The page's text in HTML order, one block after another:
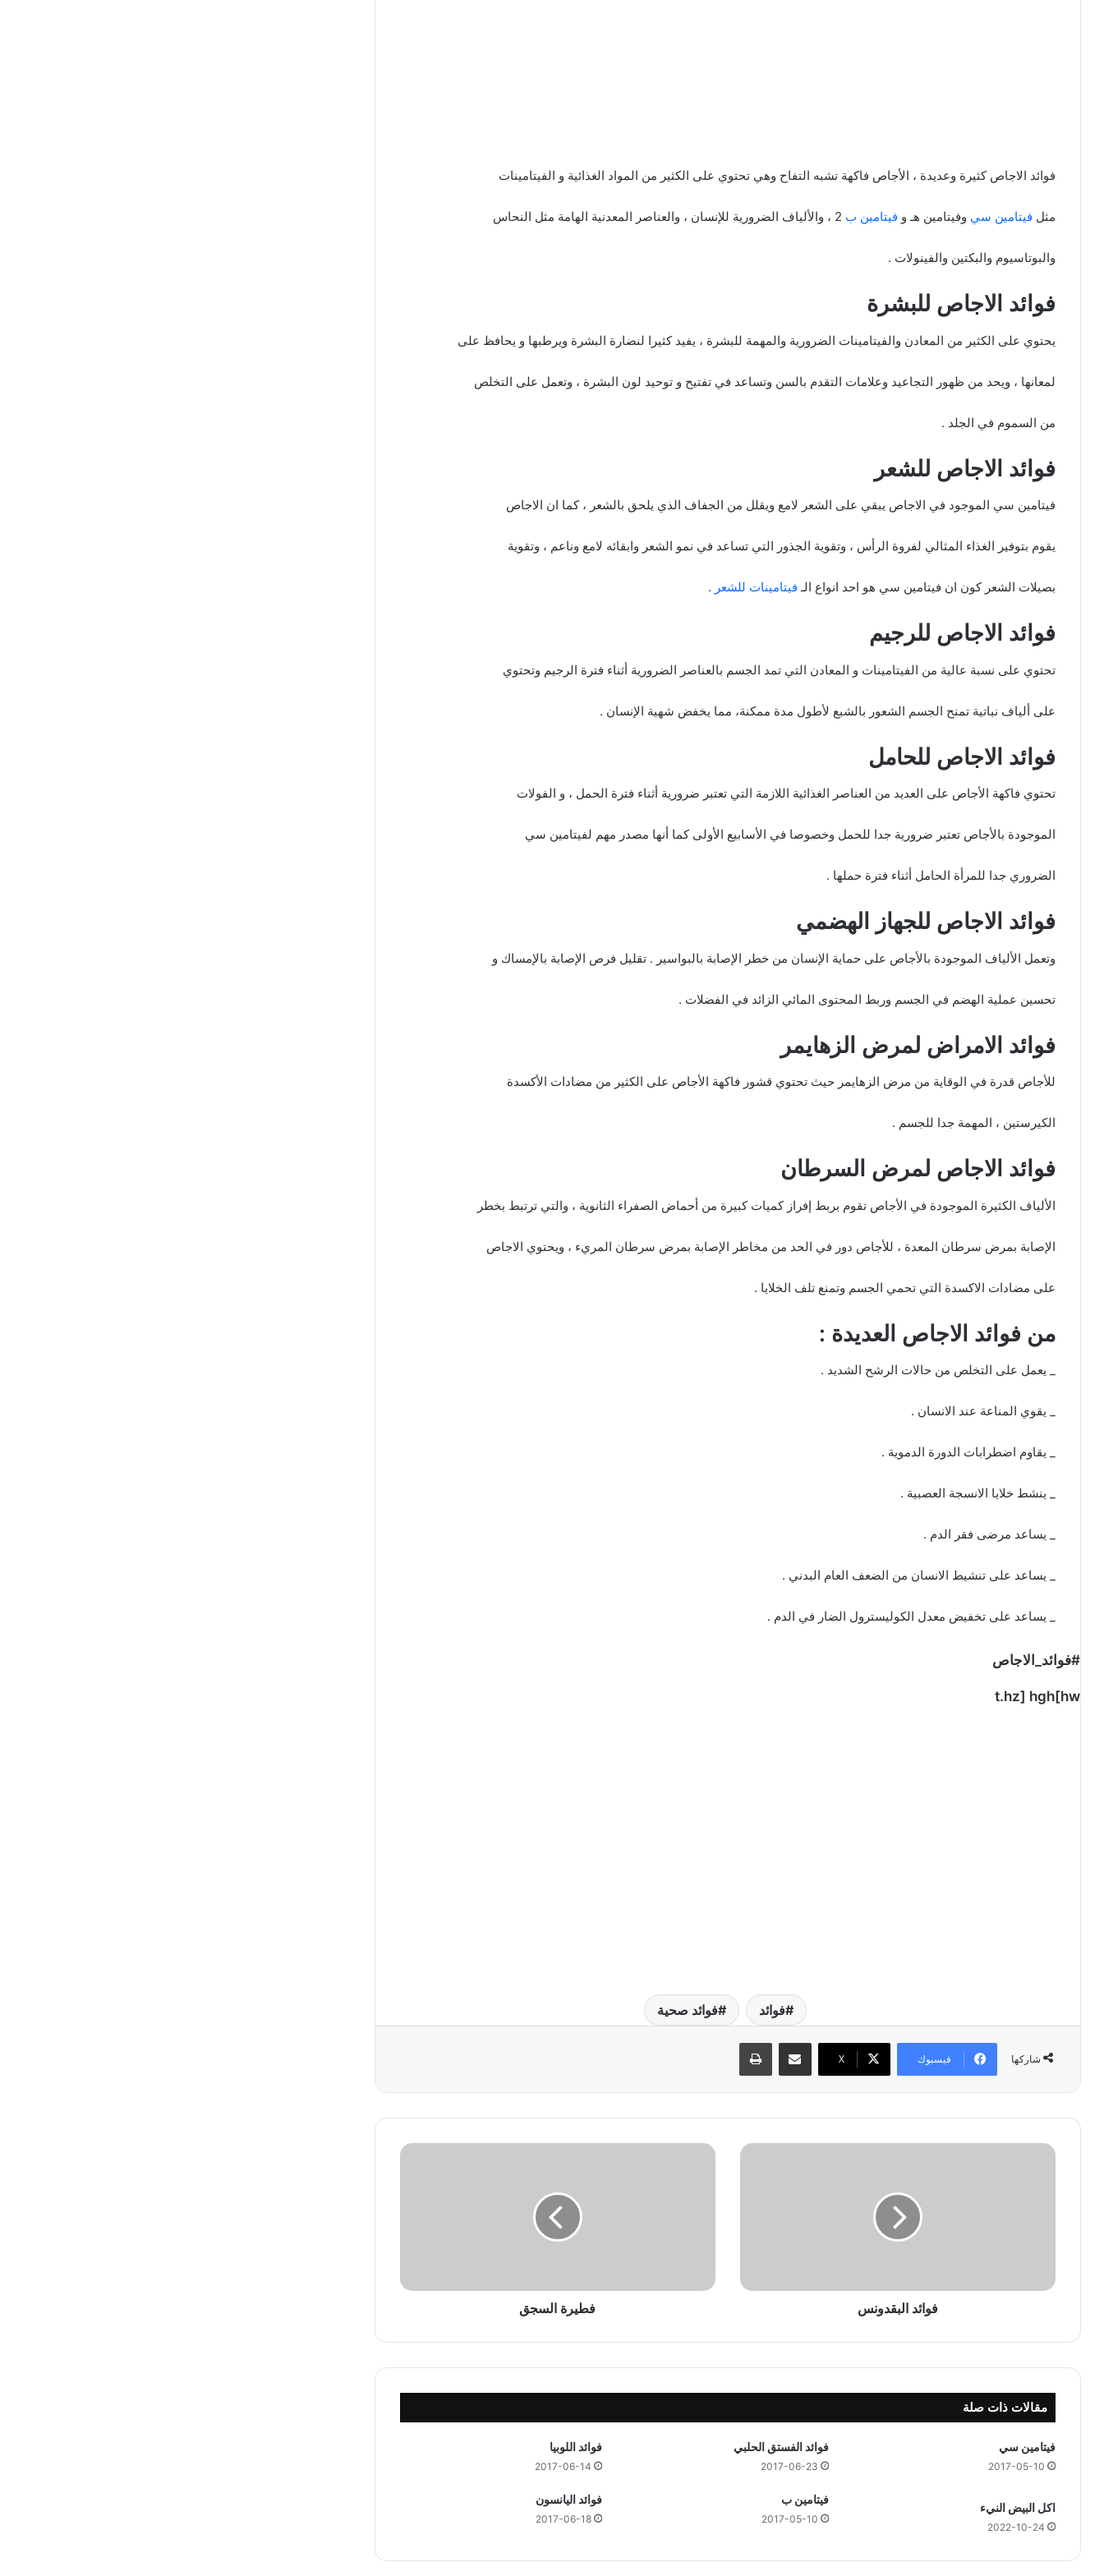
فوائد الاجاص كثيرة وعديدة ، الأجاص فاكهة تشبه التفاح وهي تحتوي على الكثير من المواد الغذائية و الفيتامينات
مثل فيتامين سي وفيتامين هـ و فيتامين ب
والبوتاسيوم والبكتين والفينولات .
فوائد الاجاص للبشرة
يحتوي على الكثير من المعادن والفيتامينات الضرورية والمهمة للبشرة ، يفيد كثيرا لنضارة البشرة ويرطبها و يحافظ على
لمعانها ، ويحد من ظهور التجاعيد وعلامات التقدم بالسن وتساعد في تفتيح و توحيد لون البشرة ، وتعمل على التخلص
من السموم في الجلد .
فوائد الاجاص للشعر
فيتامين سي الموجود في الاجاص يبقي على الشعر لامع ويقلل من الجفاف الذي يلحق بالشعر ، كما ان الاجاص
يقوم بتوفير الغذاء المثالي لفروة الرأس ، وتقوية الجذور التي تساعد في نمو الشعر وابقائه لامع وناعم ، وتقوية
بصيلات الشعر كون ان فيتامين سي هو احد انواع الـ فيتامينات للشعر .
فوائد الاجاص للرجيم
تحتوي على نسبة عالية من الفيتامينات و المعادن التي تمد الجسم بالعناصر الضرورية أثناء فترة الرجيم وتحتوي
على ألياف نباتية تمنح الجسم الشعور بالشبع لأطول مدة ممكنة، مما يخفض شهية الإنسان .
فوائد الاجاص للحامل
تحتوي فاكهة الأجاص على العديد من العناصر الغذائية اللازمة التي تعتبر ضرورية أثناء فترة الحمل ، و الفولات
الموجودة بالأجاص تعتبر ضرورية جدا للحمل وخصوصا في الأسابيع الأولى كما أنها مصدر مهم لفيتامين سي
الضروري جدا للمرأة الحامل أثناء فترة حملها .
فوائد الاجاص للجهاز الهضمي
وتعمل الألياف الموجودة بالأجاص على حماية الإنسان من خطر الإصابة بالبواسير . تقليل فرص الإصابة بالإمساك و
تحسين عملية الهضم في الجسم وربط المحتوى المائي الزائد في الفضلات .
فوائد الامراض لمرض الزهايمر
للأجاص قدرة في الوقاية من مرض الزهايمر حيث تحتوي قشور فاكهة الأجاص على الكثير من مضادات الأكسدة
الكيرستين ، المهمة جدا للجسم .
فوائد الاجاص لمرض السرطان
الألياف الكثيرة الموجودة في الأجاص تقوم بربط إفراز كميات كبيرة من أحماض الصفراء الثانوية ، والتي ترتبط بخطر
الإصابة بمرض سرطان المعدة ، للأجاص دور في الحد من مخاطر الإصابة بمرض سرطان المريء ، ويحتوي الاجاص
على مضادات الاكسدة التي تحمي الجسم وتمنع تلف الخلايا .
من فوائد الاجاص العديدة :
_ يعمل على التخلص من حالات الرشح الشديد .
_ يقوي المناعة عند الانسان .
_ يقاوم اضطرابات الدورة الدموية .
_ ينشط خلايا الانسجة العصبية .
_ يساعد مرضى فقر الدم .
_ يساعد على تنشيط الانسان من الضعف العام البدني .
_ يساعد على تخفيض معدل الكوليسترول الضار في الدم .
#فوائد_الاجاص
t.hz] hgh[hw
فوائد فوائد صحية
شاركها فيسبوك ‫X
ف
ق
ن
فوائد البقدونس
ف
ج
فطيرة السجق
مقالات ذات صلة
فيتامين سي
2017-05-10
فوائد الفستق الحلبي
2017-06-23
فوائد اللوبيا
2017-06-14
اكل البيض النيء
2022-10-24
فيتامين ب
2017-05-10
فوائد اليانسون
2017-06-18